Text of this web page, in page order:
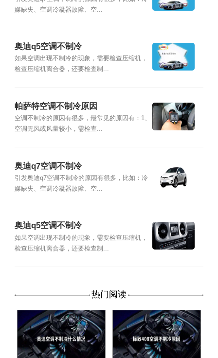
媒缺失、空调冷凝器故障、空...
奥迪q5空调不制冷
如果空调出现不制冷的现象，需要检查压缩机，
检查压缩机离合器，还要检查制...
帕萨特空调不制冷原因
空调不制冷的原因有很多，最常见的原因有：1、
空调无风或风量较小，需检查...
奥迪q7空调不制冷
引发奥迪q7空调不制冷的原因有很多，比如：冷
媒缺失、空调冷凝器故障、空...
奥迪q5空调不制冷
如果空调出现不制冷的现象，需要检查压缩机，
检查压缩机离合器，还要检查制...
热门阅读